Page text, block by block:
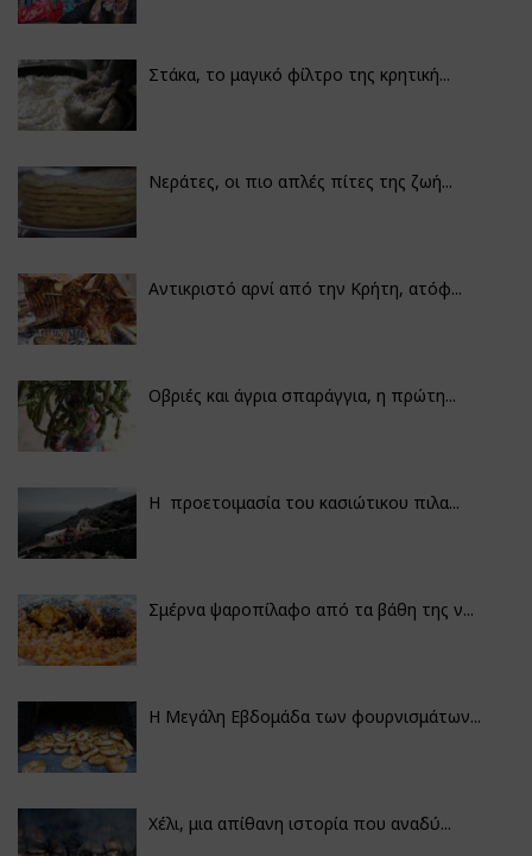
Στάκα, το μαγικό φίλτρο της κρητική...
Νεράτες, οι πιο απλές πίτες της ζωή...
Αντικριστό αρνί από την Κρήτη, ατόφ...
Οβριές και άγρια σπαράγγια, η πρώτη...
Η προετοιμασία του κασιώτικου πιλα...
Σμέρνα ψαροπίλαφο από τα βάθη της ν...
Η Μεγάλη Εβδομάδα των φουρνισμάτων...
Χέλι, μια απίθανη ιστορία που αναδύ...